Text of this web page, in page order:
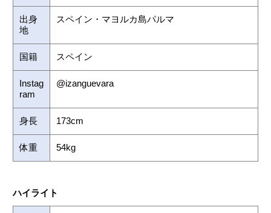
出身
地
スペイン・マヨルカ島パルマ
国籍 スペイン
Instag
ram
@izanguevara
身長 173cm
体重 54kg
ハイライト